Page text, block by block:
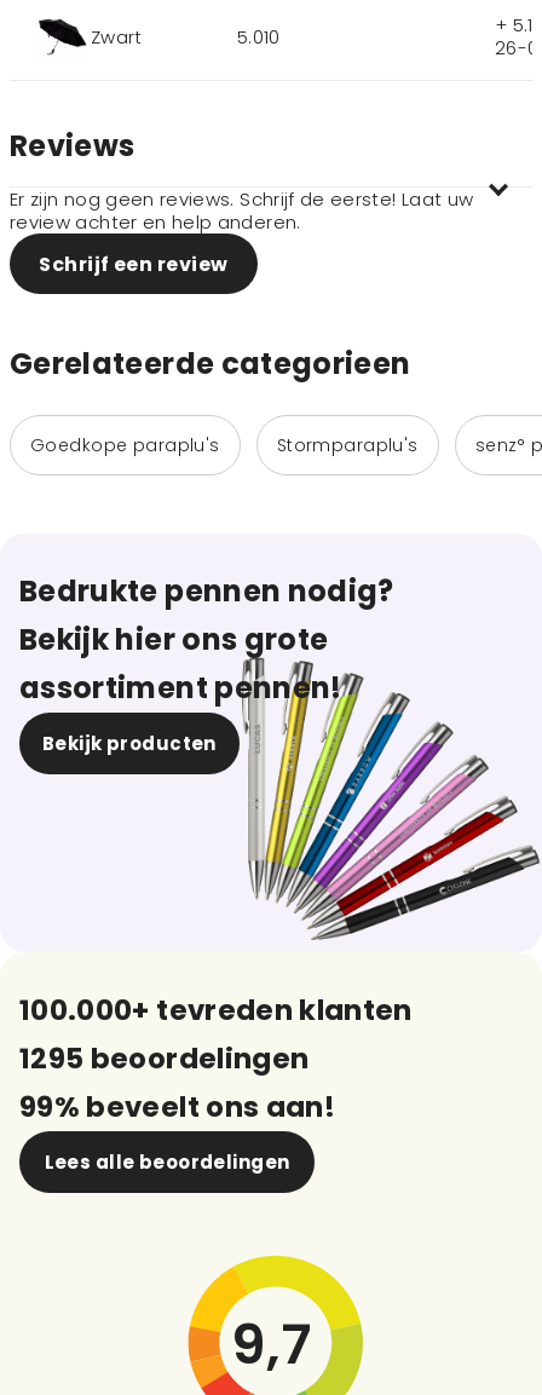
Zwart 5.010
+
26-
Reviews
Er zijn nog geen reviews. Schrijf de eerste! Laat uw
review achter en help anderen.
Schrijf een review
Gerelateerde categorieen
Goedkope paraplu's Stormparaplu's senz°
Bedrukte pennen nodig?
Bekijk hier ons grote
assortiment pennen!
Bekijk producten
100.000+ tevreden klanten
1295 beoordelingen
99% beveelt ons aan!
Lees alle beoordelingen
9,7